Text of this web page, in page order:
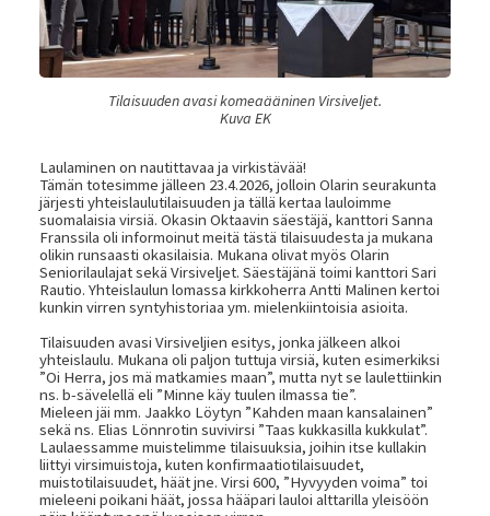
Tilaisuuden avasi komeaääninen Virsiveljet.
Kuva EK
Laulaminen on nautittavaa ja virkistävää!
Tämän totesimme jälleen 23.4.2026, jolloin Olarin seurakunta
järjesti yhteislaulutilaisuuden ja tällä kertaa lauloimme
suomalaisia virsiä. Okasin Oktaavin säestäjä, kanttori Sanna
Franssila oli informoinut meitä tästä tilaisuudesta ja mukana
olikin runsaasti okasilaisia. Mukana olivat myös Olarin
Seniorilaulajat sekä Virsiveljet. Säestäjänä toimi kanttori Sari
Rautio. Yhteislaulun lomassa kirkkoherra Antti Malinen kertoi
kunkin virren syntyhistoriaa ym. mielenkiintoisia asioita.
Tilaisuuden avasi Virsiveljien esitys, jonka jälkeen alkoi
yhteislaulu. Mukana oli paljon tuttuja virsiä, kuten esimerkiksi
”Oi Herra, jos mä matkamies maan”, mutta nyt se laulettiinkin
ns. b-sävelellä eli ”Minne käy tuulen ilmassa tie”.
Mieleen jäi mm. Jaakko Löytyn ”Kahden maan kansalainen”
sekä ns. Elias Lönnrotin suvivirsi ”Taas kukkasilla kukkulat”.
Laulaessamme muistelimme tilaisuuksia, joihin itse kullakin
liittyi virsimuistoja, kuten konfirmaatiotilaisuudet,
muistotilaisuudet, häät jne. Virsi 600, ”Hyvyyden voima” toi
mieleeni poikani häät, jossa hääpari lauloi alttarilla yleisöön